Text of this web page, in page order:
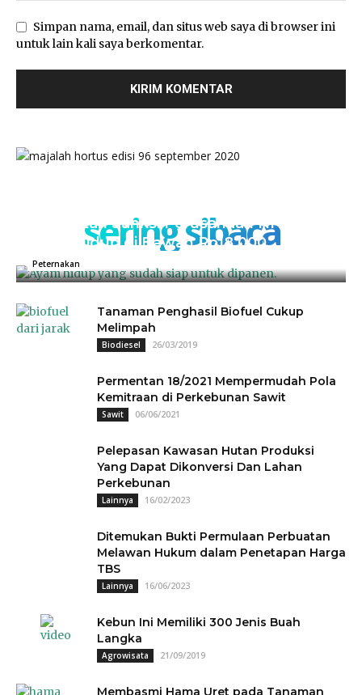
Simpan nama, email, dan situs web saya di browser ini
untuk lain kali saya berkomentar.
sering sibaca
Kementan Sanksi Perusahaan NH, Jual
Ayam Hidup di Bawah Rp18.000
Peternakan
Tanaman Penghasil Biofuel Cukup
Melimpah
Biodiesel 26/03/2019
Permentan 18/2021 Mempermudah Pola
Kemitraan di Perkebunan Sawit
Sawit 06/06/2021
Pelepasan Kawasan Hutan Produksi
Yang Dapat Dikonversi Dan Lahan
Perkebunan
Lainnya 16/02/2023
Ditemukan Bukti Permulaan Perbuatan
Melawan Hukum dalam Penetapan Harga
TBS
Lainnya 16/06/2023
Kebun Ini Memiliki 300 Jenis Buah
Langka
Agrowisata 21/09/2019
Membasmi Hama Uret pada Tanaman